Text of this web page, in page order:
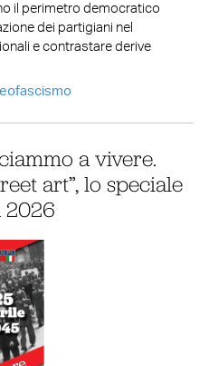
il perimetro democratico
dei partigiani nel
e contrastare derive
a vivere.
art”, lo speciale
2026